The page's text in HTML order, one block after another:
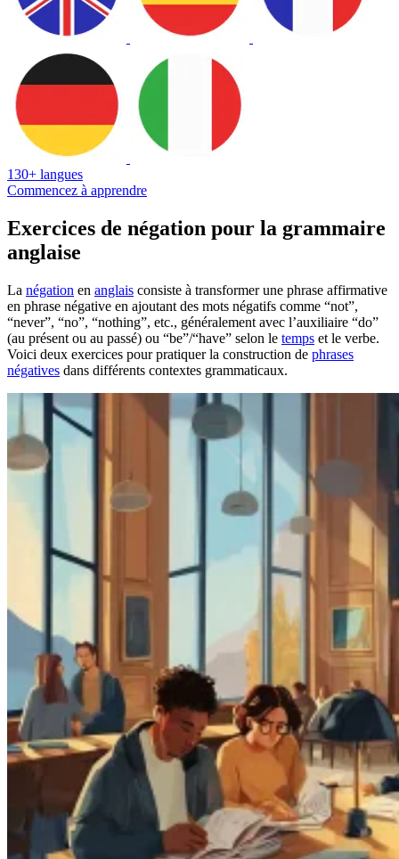
130+ langues
Commencez à apprendre
Exercices de négation pour la grammaire
anglaise
La négation en anglais consiste à transformer une phrase affirmative
en phrase négative en ajoutant des mots négatifs comme “not”,
“never”, “no”, “nothing”, etc., généralement avec l’auxiliaire “do”
(au présent ou au passé) ou “be”/“have” selon le temps et le verbe.
Voici deux exercices pour pratiquer la construction de phrases
négatives dans différents contextes grammaticaux.